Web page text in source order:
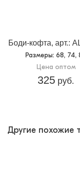
Боди-кофта, арт.:
Размеры: 68, 74,
Цена оптом
325 руб.
Другие похожие